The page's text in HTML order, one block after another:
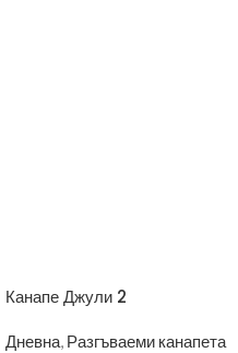
Канапе Джули 2
Дневна, Разгъваеми канапета